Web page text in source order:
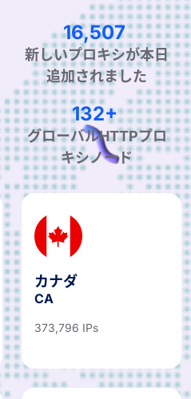
23,486
新しいプロキシが本日
追加されました
190+
グローバルHTTPプロ
キシノード
カナダ
CA